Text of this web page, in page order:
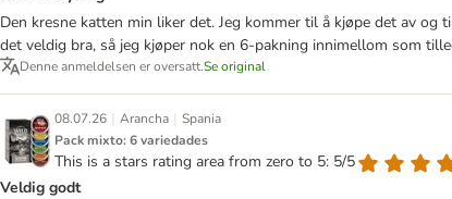
Den kresne katten min liker det. Jeg kommer til å kjøpe det av
det veldig bra, så jeg kjøper nok en 6-pakning innimellom som
Denne anmeldelsen er oversatt.Se original
08.07.26 | Arancha | Spania
Pack mixto: 6 variedades
This is a stars rating area from zero to 5: 5/5
Veldig godt